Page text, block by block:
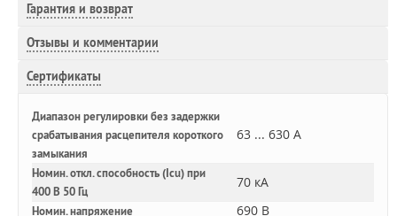
Гарантия и возврат
Отзывы и комментарии
Сертификаты
Диапазон регулировки без задержки
срабатывания расцепителя короткого
замыкания
63 ... 630 А
Номин. откл. способность (Icu) при
400 В 50 Гц
70 кА
Номин. напряжение 690 В